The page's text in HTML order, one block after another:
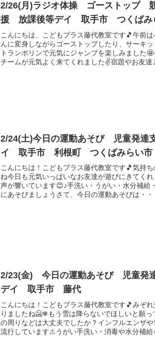
2/26(月)ラジオ体操 ゴーストップ
援 放課後等デイ 取手市 つくば
こんにちは、こどもプラス藤代教室です🎵午前
んに変身しながらゴーストップしたり、サーキ
トランポリンで元気にジャンプを楽しみました
チームが元気よく来てくれました✌宿題やお友達
2/24(土)今日の運動あそび 児童発達
イ 取手市 利根町 つくばみらい市
こんにちは！こどもプラス藤代教室です🎵気持
ね今日も元気いっぱいなお友達が遊びにきてく
声が響いています😊♪手洗い・うがい・水分補給
にあそびましょうさて、今日の運動あそびは・
2/23(金) 今日の運動あそび 児童発
デイ 取手市 藤代
こんにちは！こどもプラス藤代教室です🎵みぞ
りましたね🥶❄もう雪は降らないでほしいと願
の周りなどは大丈夫でしたか？インフルエンザ
流行しています⚠うがい手洗い・消毒や水分補給